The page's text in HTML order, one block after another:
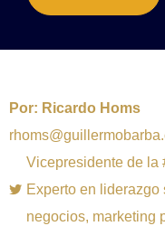
Por: Ricardo Homs
Vicepresidente de la
Experto en
negocios, marketing